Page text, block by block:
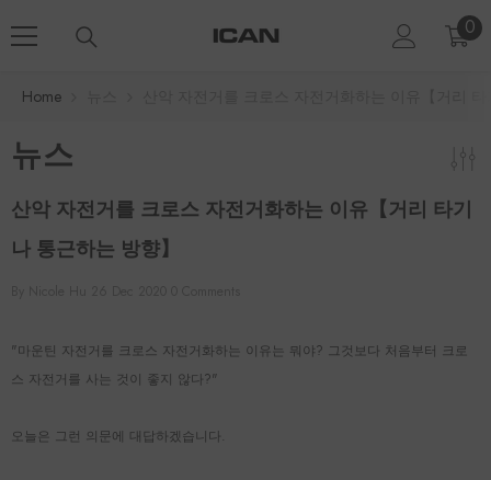
Skip To Content 00
Home
뉴스
산악 자전거를 크로스 자전거화하는 이유【거리 타기
나 통근하는 방향】
"마운틴 자전거를 크로스 자전거화하는 이유는 뭐야? 그것보다 처음부터 크로
스 자전거를 사는 것이 좋지 않다?"
오늘은 그런 의문에 대답하겠습니다.